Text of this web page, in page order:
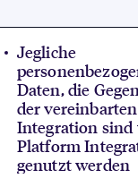
Jegliche
Daten, die
der vereinbarten
Integration sind
Platform
genutzt werden